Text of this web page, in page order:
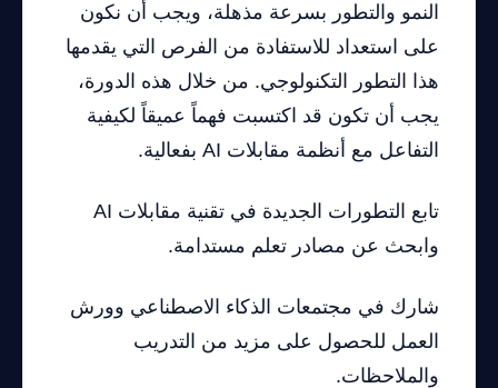
النمو والتطور بسرعة مذهلة، ويجب أن نكون
على استعداد للاستفادة من الفرص التي يقدمها
هذا التطور التكنولوجي. من خلال هذه الدورة،
يجب أن تكون قد اكتسبت فهماً عميقاً لكيفية
التفاعل مع أنظمة مقابلات AI بفعالية.
تابع التطورات الجديدة في تقنية مقابلات AI
وابحث عن مصادر تعلم مستدامة.
شارك في مجتمعات الذكاء الاصطناعي وورش
العمل للحصول على مزيد من التدريب
والملاحظات.